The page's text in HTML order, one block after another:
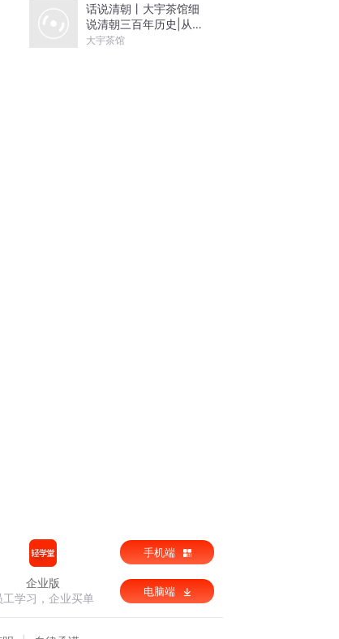
话说清朝丨大宇茶馆细
说清朝三百年历史|从努
尔哈赤到末代皇帝溥仪|
大宇茶馆
企业版
工学习，企业买单
手机端
电脑端